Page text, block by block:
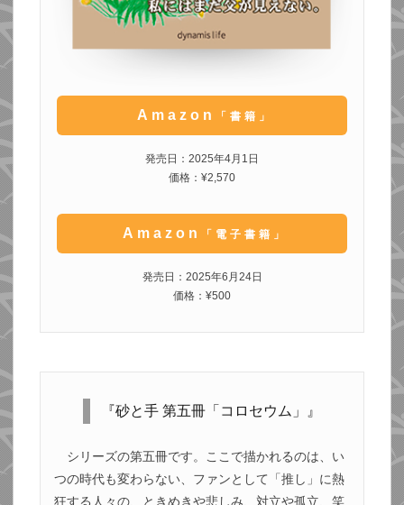
Amazon 「書籍」
発売日：2025年4月1日
価格：¥2,570
Amazon 「電子書籍」
発売日：2025年6月24日
価格：¥500
『砂と手 第五冊「コロセウム」』
シリーズの第五冊です。ここで描かれるのは、い
つの時代も変わらない、ファンとして「推し」に熱
狂する人々の、ときめきや悲しみ、対立や孤立、笑